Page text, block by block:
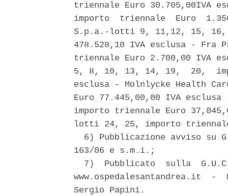
triennale Euro
importo  triennale  Euro
S.p.a.-lotti 9, 11,12, 15,
478.528,10 IVA esclusa -
triennale Euro 2.700,00
5, 8, 10, 13, 14, 19,  20,
esclusa - Molnlycke Health
Euro 77.445,00,00 IVA
importo triennale Euro
lotti 24, 25, importo
6) Pubblicazione avviso su
163/06 e s.m.i.;
7)  Pubblicato  sulla
www.ospedalesantandrea.it  -
Sergio Papini.